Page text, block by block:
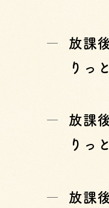
放課
りっ
放課
りっ
放課